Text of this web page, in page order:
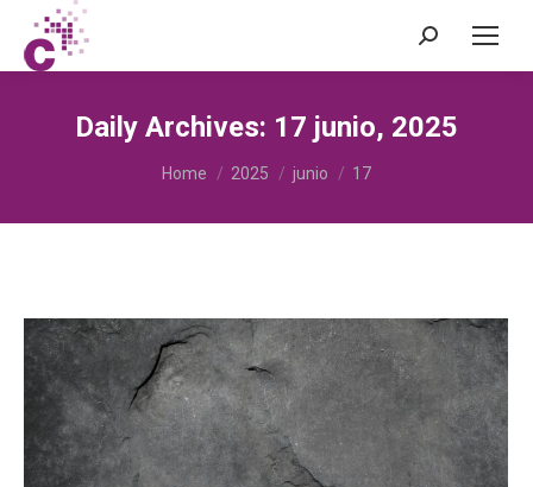
Search:
Daily Archives: 17 junio, 2025
Home 2025 junio 17